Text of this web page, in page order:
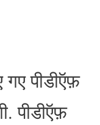
पीडीऍफ़
पीडीऍफ़